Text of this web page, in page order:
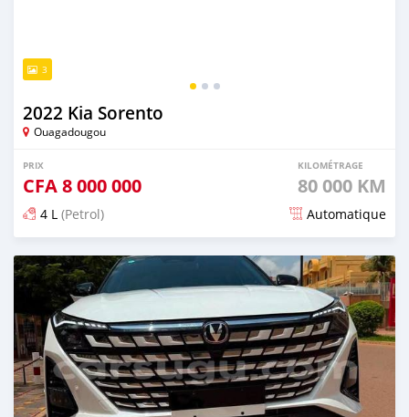
3
2022 Kia Sorento
Ouagadougou
PRIX
CFA8 000 000
KILOMÉTRAGE
80 000 KM
4 L (Petrol) Automatique
Publié il y a 2 jours